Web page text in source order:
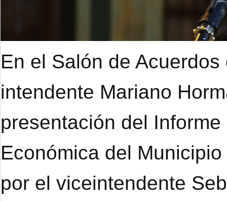
En el Salón de
intendente Mariano
presentación del
Económica del
por el viceintendente